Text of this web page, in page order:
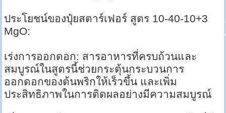
ประโยชน์ของปุ๋ยสตาร์เฟอร์ สูตร 10-40-10+3
MgO:
เร่งการออกดอก: สารอาหารที่ครบถ้วนและ
สมบูรณ์ในสูตรนี้ช่วยกระตุ้นกระบวนการ
ออกดอกของต้นพริกให้เร็วขึ้น และเพิ่ม
ประสิทธิภาพในการติดผลอย่างมีความสมบูรณ์